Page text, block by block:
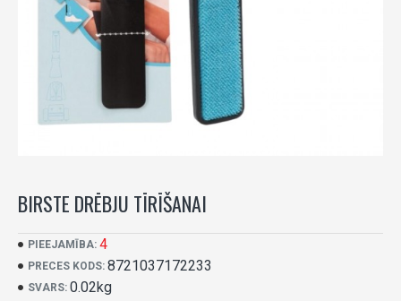
BIRSTE DRĒBJU TĪRĪŠANAI
PIEEJAMĪBA: 4
PRECES KODS: 8721037172233
SVARS: 0.02kg